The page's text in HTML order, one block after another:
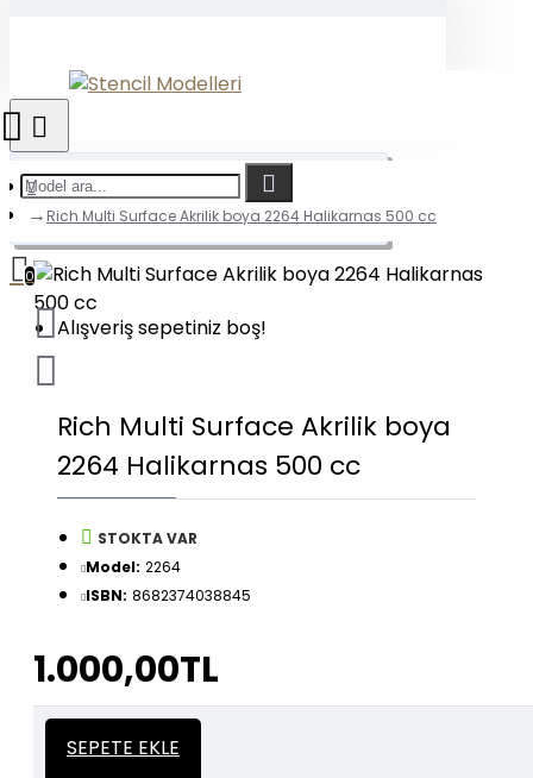
0
Alışveriş sepetiniz boş!
Rich Multi Surface Akrilik boya 2264 Halikarnas 500 cc
Rich Multi Surface Akrilik boya
2264 Halikarnas 500 cc
STOKTA VAR
Model: 2264
ISBN: 8682374038845
1.000,00TL
SEPETE EKLE
Kalın
İtalyan Sıva ve Dekorasyon amaçlı
kullanılan kalın stencil siparişleriniz için